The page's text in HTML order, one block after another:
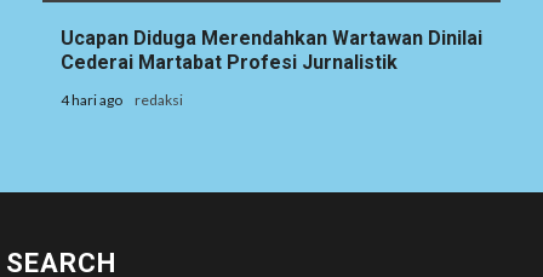
Ucapan Diduga Merendahkan Wartawan Dinilai
Cederai Martabat Profesi Jurnalistik
4 hari ago redaksi
SEARCH